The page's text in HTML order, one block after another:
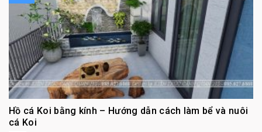
Hồ cá Koi bằng kính – Hướng dẫn cách làm bể và nuôi
cá Koi